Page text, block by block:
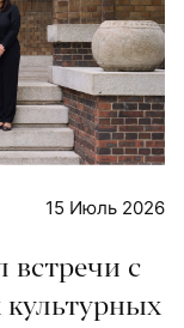
15 Июль 2026
встречи с